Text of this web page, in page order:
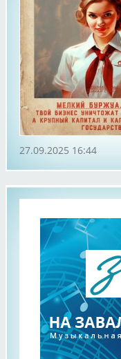
27.09.2025 16:44